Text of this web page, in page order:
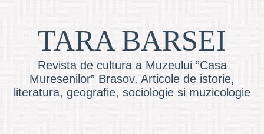
TARA BARSEI
Revista de cultura a Muzeului ”Casa
Muresenilor” Brasov. Articole de istorie,
literatura, geografie, sociologie si muzicologie